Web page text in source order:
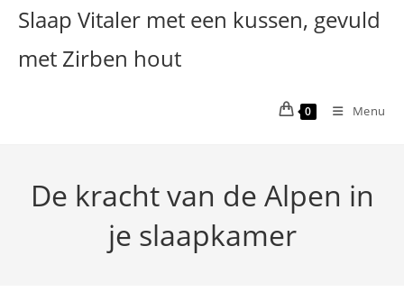
naar
inhoud
Slaap Vitaler met een kussen, gevuld
met Zirben hout
0 Menu
De kracht van de Alpen in
je slaapkamer